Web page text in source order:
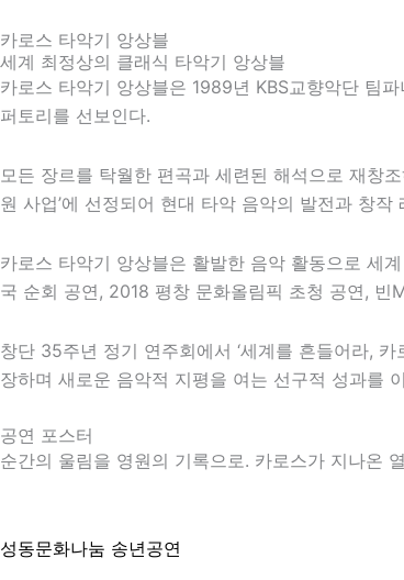
카로스 타악기 앙상블
세계 최정상의 클래식 타악기 앙상블
카로스 타악기 앙상블은 1989년 KBS교향악단 팀
퍼토리를 선보인다.
모든 장르를 탁월한 편곡과 세련된 해석으로 재창
원 사업’에 선정되어 현대 타악 음악의 발전과 창
카로스 타악기 앙상블은 활발한 음악 활동으로 세
국 순회 공연, 2018 평창 문화올림픽 초청 공연, 빈
창단 35주년 정기 연주회에서 ‘세계를 흔들어라, 카
장하며 새로운 음악적 지평을 여는 선구적 성과를
공연 포스터
순간의 울림을 영원의 기록으로. 카로스가 지나온
성동문화나눔 송년공연